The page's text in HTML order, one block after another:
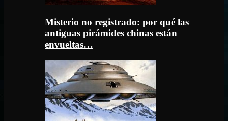
Misterio no registrado: por qué las
antiguas pirámides chinas están
envueltas…